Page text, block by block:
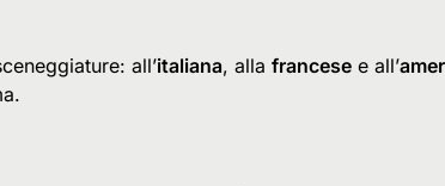
all’italiana, allafrancese e all’